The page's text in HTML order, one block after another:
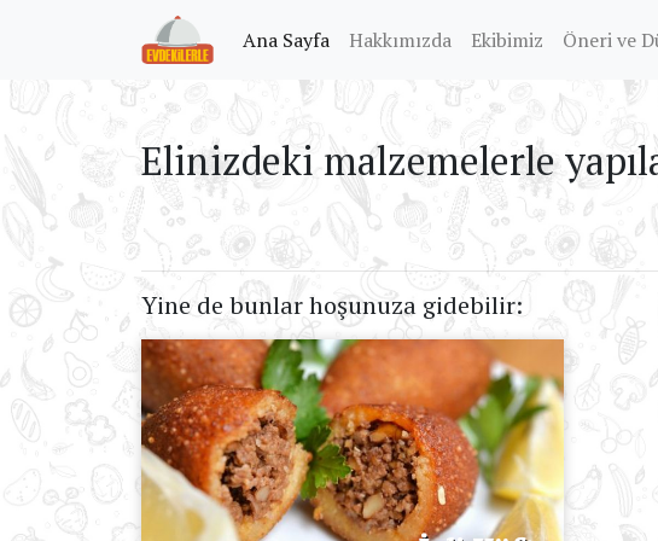
Ana Sayfa (current)
Hakkımızda Ekibimiz Öneri ve
Elinizdeki malzemelerle
Yine de bunlar hoşunuza gidebilir: